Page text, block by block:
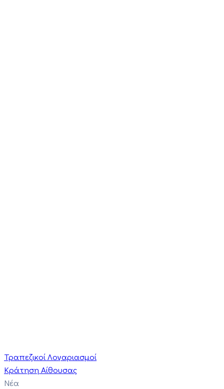
Τραπεζικοί Λογαριασμοί
Κράτηση Αίθουσας
Νέα